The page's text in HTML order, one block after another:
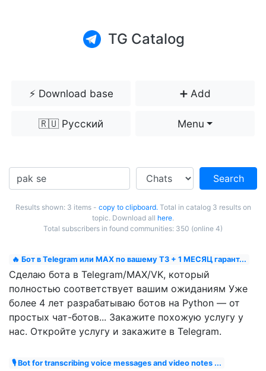
TG Catalog
⚡️ Download base ➕ Add
🇷🇺 Русский Menu
Search
Results shown: 3 items - copy to clipboard.Total in catalog 3 results on
topic. Download all here.
Total subscribers in found communities: 350 (online 4)
🔥 Бот в Telegram или MAX по вашему ТЗ + 1 МЕСЯЦ гарант...
Сделаю бота в Telegram/MAX/VK, который
полностью соответствует вашим ожиданиям Уже
более 4 лет разрабатываю ботов на Python — от
простых чат-ботов... Закажите похожую услугу у
нас. Откройте услугу и закажите в Telegram.
🎙 Bot for transcribing voice messages and video notes ...